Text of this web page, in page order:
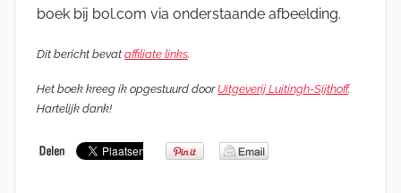
boek bij bol.com via onderstaande afbeelding.
Dit bericht bevat affiliate links.
Het boek kreeg ik opgestuurd door Uitgeverij Luitingh-Sijthoff.
Hartelijk dank!